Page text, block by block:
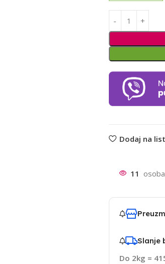
Alternative:
Dodaj na
11
Slanje
Do 2kg =